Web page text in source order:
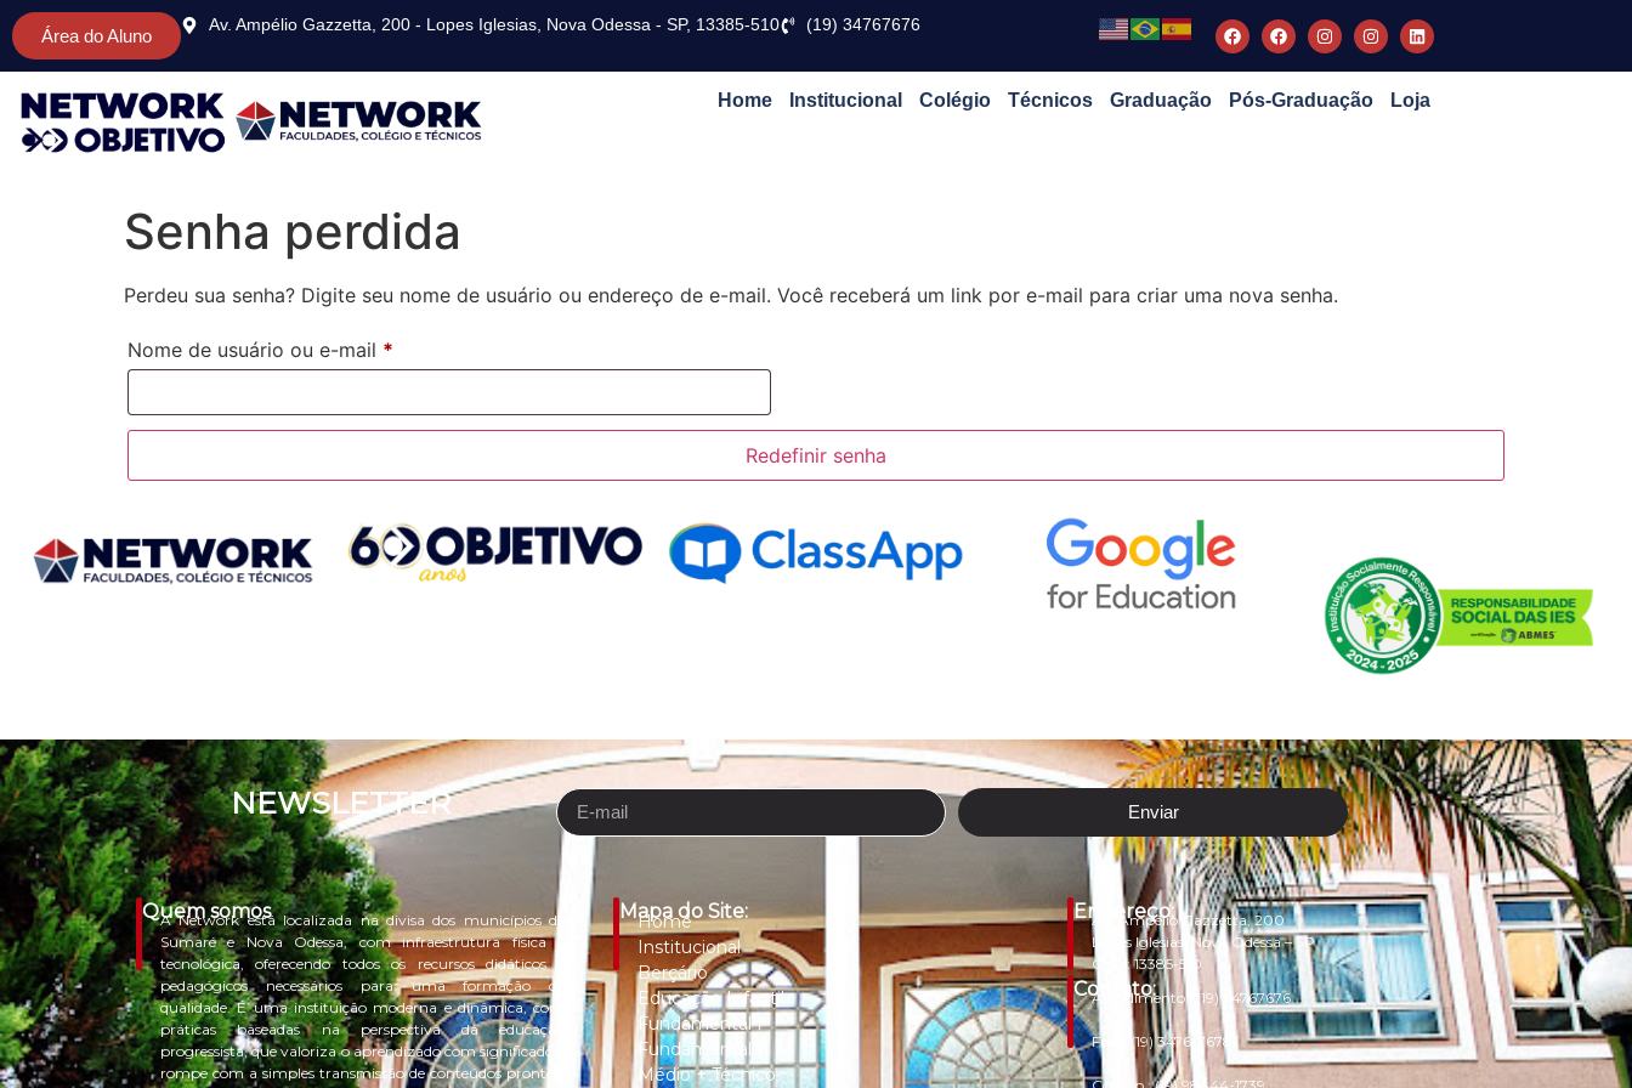
Área do Aluno
Av. Ampélio Gazzetta, 200 - Lopes Iglesias, Nova Odessa - SP, 13385-510 (19) 34767676
Home Institucional Colégio Técnicos Graduação Pós-Graduação Loja
Senha perdida
Perdeu sua senha? Digite seu nome de usuário ou endereço de e-mail. Você receberá um link por e-mail para criar uma nova senha.
Nome de usuário ou e-mail *
Redefinir senha
NEWSLETTER Enviar
Quem somos
A Network está localizada na divisa dos municípios de
Sumaré e Nova Odessa, com infraestrutura física e
tecnológica, oferecendo todos os recursos didáticos e
pedagógicos necessários para uma formação de
qualidade. É uma instituição moderna e dinâmica, com
práticas baseadas na perspectiva da educação
progressista, que valoriza o aprendizado com significado e
rompe com a simples transmissão de conteúdos prontos.
Mapa do Site:
Home
Institucional
Berçário
Educação Infantil
Fundamental I
Fundamental II
Médio + Técnico
Endereço:
Av. Ampélio Gazzetta, 200
Lopes Iglesias, Nova Odessa – SP
CEP.: 13385-510
Contato:
Atendimento.: (19) 34767676
Fixo.: (19) 3476-7678